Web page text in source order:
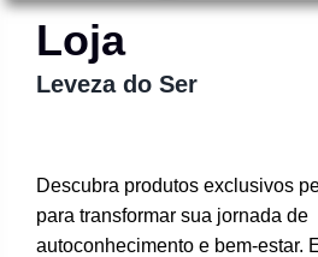
Loja
Leveza do Ser
Descubra produtos exclusivos
para transformar sua jornada de
autoconhecimento e bem-estar.